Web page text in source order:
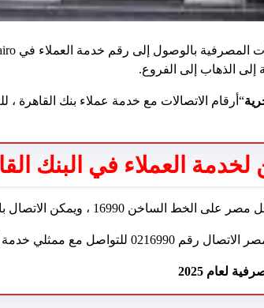
إلى الذهاب إلى الفروع.
“أرقام الاتصالات مع خدمة عملاء بنك القاهرة
العملاء في البنك
الاتصال بالخط الأرضي بالرقم 0222646401.
مع ممثلي خدمة العملاء.
لعام 2025